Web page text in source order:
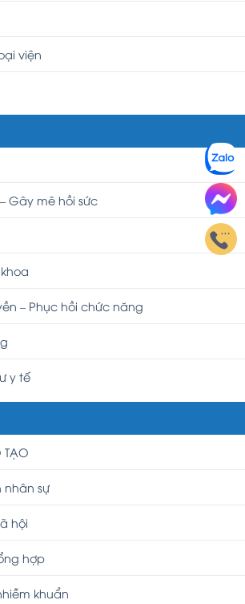
viện
Gây mê hồi sức
– Phục hồi chức năng
y tế
nhân sự
hội
hợp
khuẩn